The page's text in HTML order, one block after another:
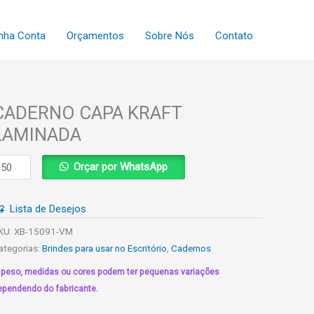
Conta Orçamentos Sobre Nós Contato
CAPA KRAFT
Orçar por WhatsApp
Lista de Desejos
XB-15091-VM
Brindes para usar no Escritório ,Cadernos
peso, medidas ou cores podem ter pequenas variações
do fabricante.